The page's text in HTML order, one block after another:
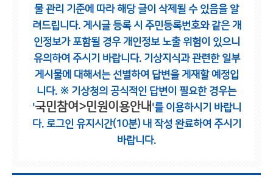
물 관리 기준에 따라 해당 글이 삭제될 수 있음을 알
려드립니다. 게시글 등록 시 주민등록번호와 같은 개
인정보가 포함될 경우 개인정보 노출 위험이 있으니
유의하여 주시기 바랍니다. 기상지식과 관련한 일부
게시물에 대해서는 선별하여 답변을 게재할 예정입
니다. ※ 기상청의 공식적인 답변이 필요한 경우는
'국민참여>민원이용안내 '를 이용하시기 바랍니
다. 로그인 유지시간(10분) 내 작성 완료하여 주시기
바랍니다.